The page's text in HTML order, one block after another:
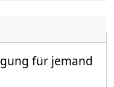
für jemand